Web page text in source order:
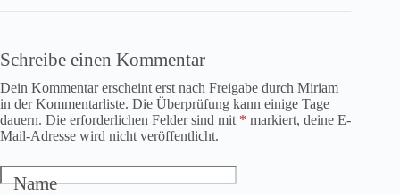
Schreibe einen Kommentar
Dein Kommentar erscheint erst nach Freigabe durch Miriam
in der Kommentarliste. Die Überprüfung kann einige Tage
dauern. Die erforderlichen Felder sind mit * markiert, deine E-
Mail-Adresse wird nicht veröffentlicht.
Name